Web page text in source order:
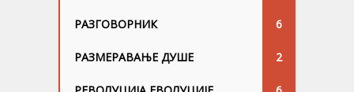
РАЗГОВОРНИК 6
РАЗМЕРАВАЊЕ ДУШЕ 2